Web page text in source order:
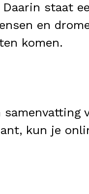
staat
en
komen.
kun je